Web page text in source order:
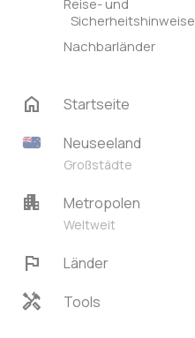
Reise- und
Sicherheitshinweise
Nachbarländer
home
Startseite
Neuseeland
Großstädte
apartment Metropolen
Weltweit
flag Länder
handyman Tools